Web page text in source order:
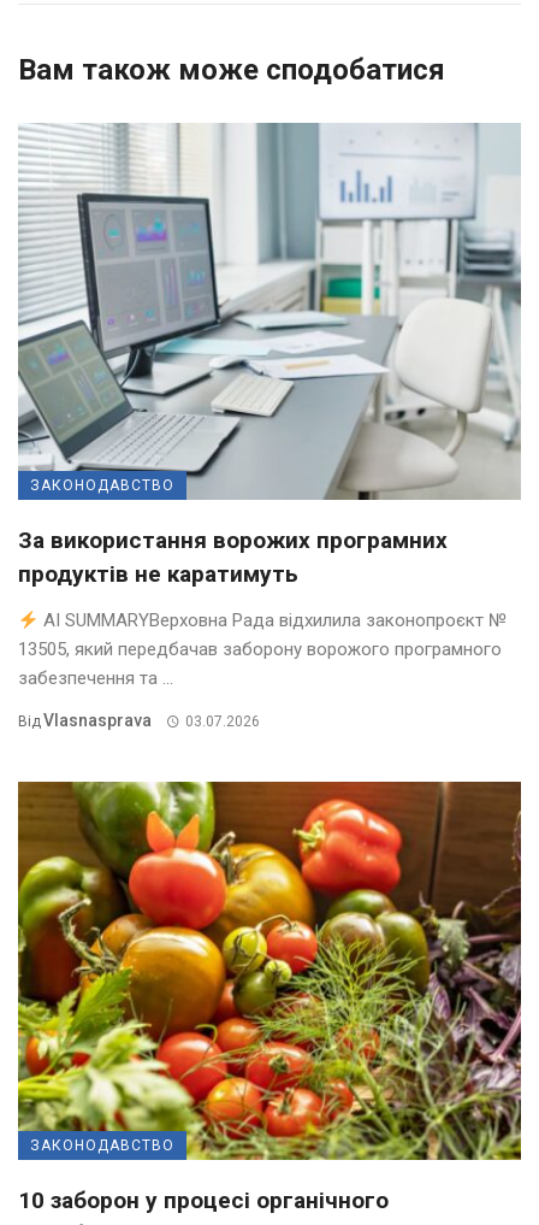
Вам також може сподобатися
ЗАКОНОДАВСТВО
За використання ворожих програмних
продуктів не каратимуть
AI SUMMARYВерховна Рада відхилила законопроєкт №
13505, який передбачав заборону ворожого програмного
забезпечення та ...
ВідVlasnasprava 03.07.2026
ЗАКОНОДАВСТВО
10 заборон у процесі органічного